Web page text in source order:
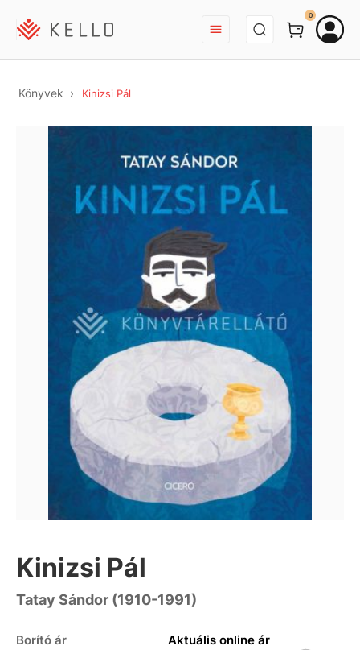
BEJELENTKEZÉS
0
Könyvek Kinizsi Pál
Kinizsi Pál
Tatay Sándor (1910-1991)
Borító ár Aktuális online ár